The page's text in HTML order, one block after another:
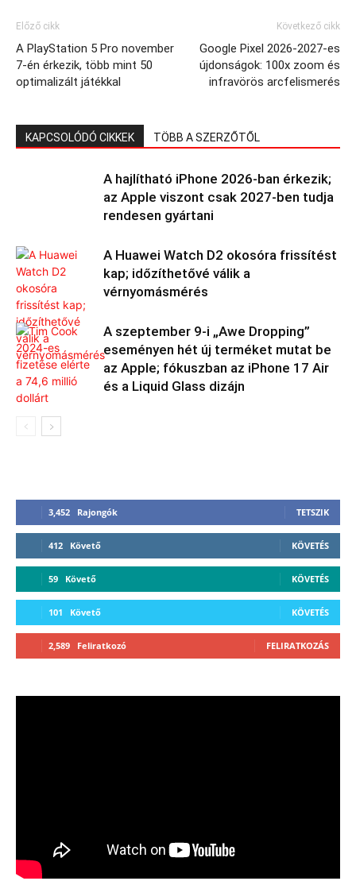
Előző cikk
A PlayStation 5 Pro november
7-én érkezik, több mint 50
optimalizált játékkal
Következő cikk
Google Pixel 2026-2027-es
újdonságok: 100x zoom és
infravörös arcfelismerés
KAPCSOLÓDÓ CIKKEK TÖBB A SZERZŐTŐL
A hajlítható iPhone 2026-ban érkezik;
az Apple viszont csak 2027-ben tudja
rendesen gyártani
A Huawei Watch D2 okosóra frissítést
kap; időzíthetővé válik a
vérnyomásmérés
A szeptember 9-i „Awe Dropping”
eseményen hét új terméket mutat be
az Apple; fókuszban az iPhone 17 Air
és a Liquid Glass dizájn
3,452 Rajongók TETSZIK
412 Követő KÖVETÉS
59 Követő KÖVETÉS
101 Követő KÖVETÉS
2,589 Feliratkozó FELIRATKOZÁS